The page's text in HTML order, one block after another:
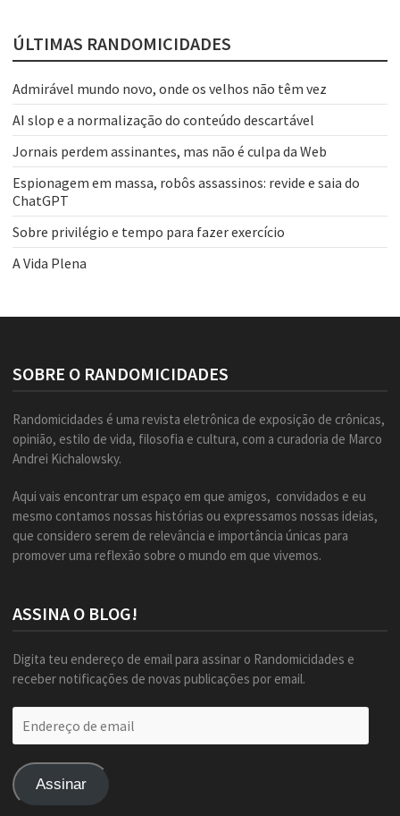
ÚLTIMAS RANDOMICIDADES
Admirável mundo novo, onde os velhos não têm vez
AI slop e a normalização do conteúdo descartável
Jornais perdem assinantes, mas não é culpa da Web
Espionagem em massa, robôs assassinos: revide e saia do
ChatGPT
Sobre privilégio e tempo para fazer exercício
A Vida Plena
SOBRE O RANDOMICIDADES
Randomicidades é uma revista eletrônica de exposição de crônicas,
opinião, estilo de vida, filosofia e cultura, com a curadoria de Marco
Andrei Kichalowsky.
Aqui vais encontrar um espaço em que amigos, convidados e eu
mesmo contamos nossas histórias ou expressamos nossas ideias,
que considero serem de relevância e importância únicas para
promover uma reflexão sobre o mundo em que vivemos.
ASSINA O BLOG!
Digita teu endereço de email para assinar o Randomicidades e
receber notificações de novas publicações por email.
de
Assinar